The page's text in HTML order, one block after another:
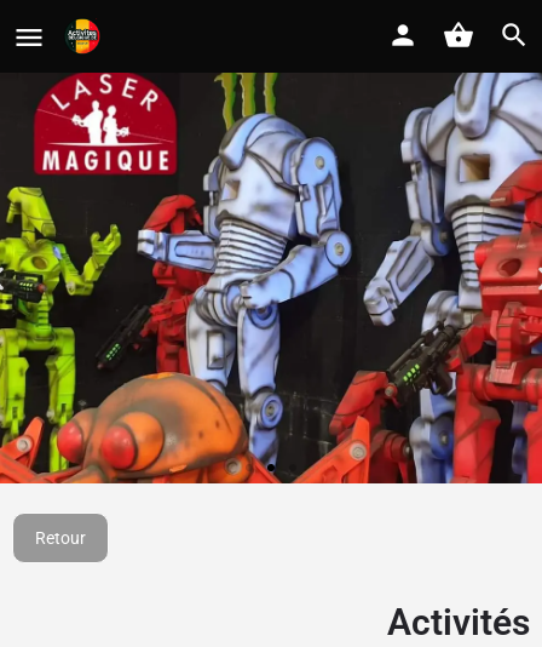
1100M² d'espace de
jeux aménagé
Retour
Activités